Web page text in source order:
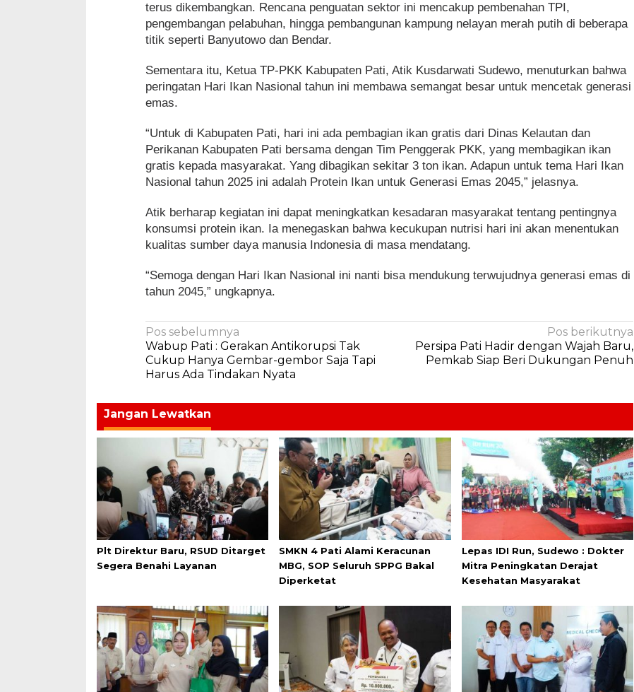
terus dikembangkan. Rencana penguatan sektor ini mencakup pembenahan TPI,
pengembangan pelabuhan, hingga pembangunan kampung nelayan merah putih di beberapa
titik seperti Banyutowo dan Bendar.
Sementara itu, Ketua TP-PKK Kabupaten Pati, Atik Kusdarwati Sudewo, menuturkan bahwa
peringatan Hari Ikan Nasional tahun ini membawa semangat besar untuk mencetak generasi
emas.
“Untuk di Kabupaten Pati, hari ini ada pembagian ikan gratis dari Dinas Kelautan dan
Perikanan Kabupaten Pati bersama dengan Tim Penggerak PKK, yang membagikan ikan
gratis kepada masyarakat. Yang dibagikan sekitar 3 ton ikan. Adapun untuk tema Hari Ikan
Nasional tahun 2025 ini adalah Protein Ikan untuk Generasi Emas 2045,” jelasnya.
Atik berharap kegiatan ini dapat meningkatkan kesadaran masyarakat tentang pentingnya
konsumsi protein ikan. Ia menegaskan bahwa kecukupan nutrisi hari ini akan menentukan
kualitas sumber daya manusia Indonesia di masa mendatang.
“Semoga dengan Hari Ikan Nasional ini nanti bisa mendukung terwujudnya generasi emas di
tahun 2045,” ungkapnya.
Navigasi
pos
Pos sebelumnya
Wabup Pati : Gerakan Antikorupsi Tak
Cukup Hanya Gembar-gembor Saja Tapi
Harus Ada Tindakan Nyata
Pos berikutnya
Persipa Pati Hadir dengan Wajah Baru,
Pemkab Siap Beri Dukungan Penuh
Jangan Lewatkan
Plt Direktur Baru, RSUD Ditarget
Segera Benahi Layanan
SMKN 4 Pati Alami Keracunan
MBG, SOP Seluruh SPPG Bakal
Diperketat
Lepas IDI Run, Sudewo : Dokter
Mitra Peningkatan Derajat
Kesehatan Masyarakat